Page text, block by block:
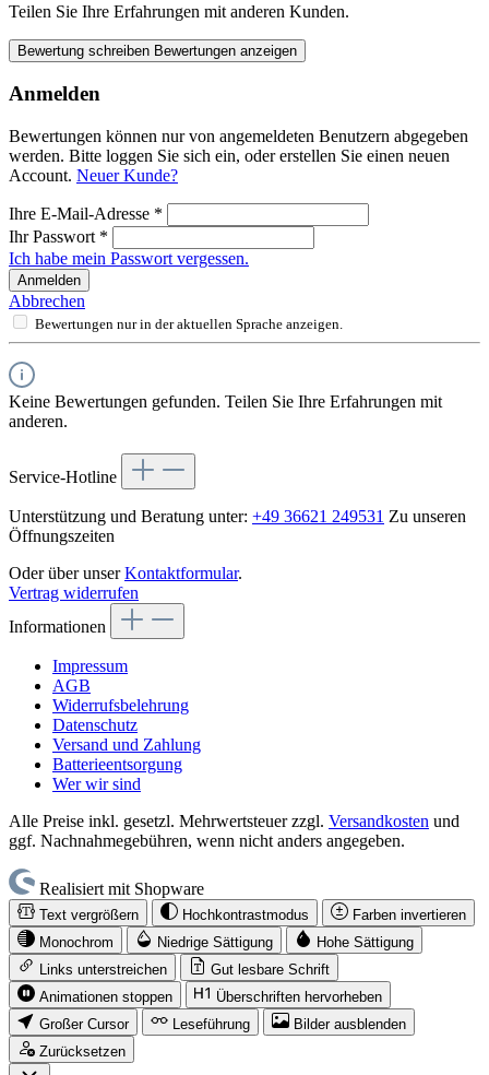
Teilen Sie Ihre Erfahrungen mit anderen Kunden.
Bewertung schreiben Bewertungen anzeigen
Anmelden
Bewertungen können nur von angemeldeten Benutzern abgegeben
werden. Bitte loggen Sie sich ein, oder erstellen Sie einen neuen
Account. Neuer Kunde?
Ihre E-Mail-Adresse *
Ihr Passwort *
Ich habe mein Passwort vergessen.
Anmelden
Abbrechen
Bewertungen nur in der aktuellen Sprache anzeigen.
Keine Bewertungen gefunden. Teilen Sie Ihre Erfahrungen mit
anderen.
Service-Hotline
Unterstützung und Beratung unter: +49 36621 249531 Zu unseren
Öffnungszeiten
Oder über unserKontaktformular.
Vertrag widerrufen
Informationen
Impressum
AGB
Widerrufsbelehrung
Datenschutz
Versand und Zahlung
Batterieentsorgung
Wer wir sind
Alle Preise inkl. gesetzl. Mehrwertsteuer zzgl. Versandkosten und
ggf. Nachnahmegebühren, wenn nicht anders angegeben.
Realisiert mit Shopware
Text vergrößern Hochkontrastmodus
Farben invertieren
Monochrom
Niedrige Sättigung
Hohe Sättigung
Links unterstreichen
Gut lesbare Schrift
Animationen stoppen
Überschriften hervorheben
Großer Cursor
Leseführung
Bilder ausblenden
Zurücksetzen